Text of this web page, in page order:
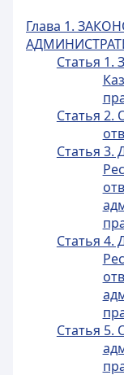
Глава 1.
Статья 1.
Статья 2.
Статья 3.
Статья 4.
Статья 5.